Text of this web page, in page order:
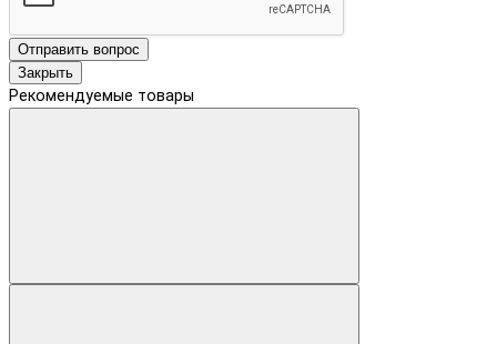
Отправить вопрос
Закрыть
Рекомендуемые товары